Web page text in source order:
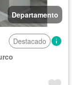
Departamento
Destacado